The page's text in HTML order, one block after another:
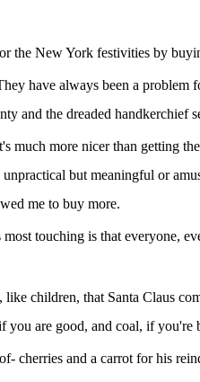
the New York festivities by
have always been a problem
and the dreaded handkerchief
much more nicer than getting
but meaningful or
me to buy more.
touching is that everyone,
children, that Santa Claus
you are good, and coal, if you're
cherries and a carrot for his